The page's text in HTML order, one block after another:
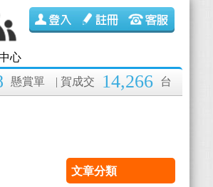
心
| 賀成交
14,266 台
懸賞單
文章分類